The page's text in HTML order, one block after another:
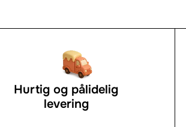
Hurtig og pålidelig
levering